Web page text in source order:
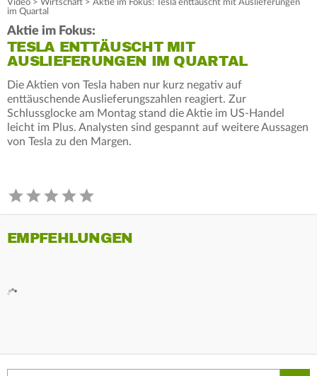
Video > Wirtschaft > Aktie im Fokus: Tesla enttäuscht mit Auslieferungen
im Quartal
Aktie im Fokus:
TESLA ENTTÄUSCHT MIT
AUSLIEFERUNGEN IM QUARTAL
Die Aktien von Tesla haben nur kurz negativ auf
enttäuschende Auslieferungszahlen reagiert. Zur
Schlussglocke am Montag stand die Aktie im US-Handel
leicht im Plus. Analysten sind gespannt auf weitere Aussagen
von Tesla zu den Margen.
EMPFEHLUNGEN